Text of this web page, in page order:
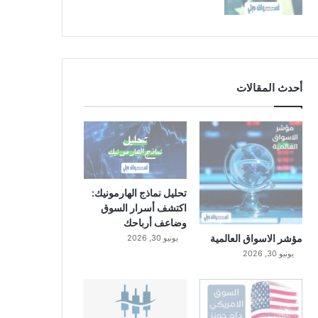
أحدث المقالات
مؤشر الاسواق العالمية
يونيو 30, 2026
تحليل نماذج الهارمونيك:
اكتشف أسرار السوق
وضاعف أرباحك
يونيو 30, 2026